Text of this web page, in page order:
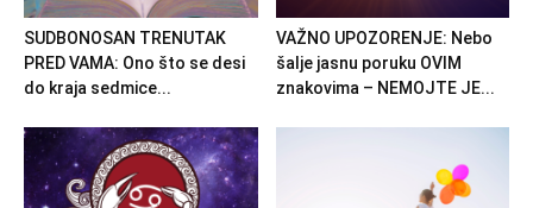
SUDBONOSAN TRENUTAK
PRED VAMA: Ono što se desi
do kraja sedmice...
VAŽNO UPOZORENJE: Nebo
šalje jasnu poruku OVIM
znakovima – NEMOJTE JE...